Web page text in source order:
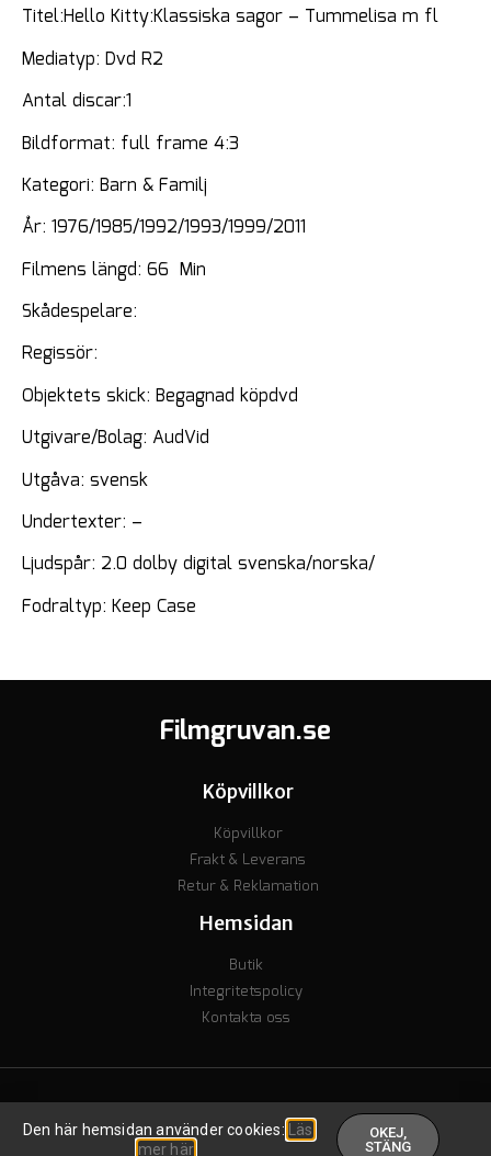
Titel:Hello Kitty:Klassiska sagor – Tummelisa m fl
Mediatyp: Dvd R2
Antal discar:1
Bildformat: full frame 4:3
Kategori: Barn & Familj
År: 1976/1985/1992/1993/1999/2011
Filmens längd: 66 Min
Skådespelare:
Regissör:
Objektets skick: Begagnad köpdvd
Utgivare/Bolag: AudVid
Utgåva: svensk
Undertexter: –
Ljudspår: 2.0 dolby digital svenska/norska/
Fodraltyp: Keep Case
Filmgruvan.se
Köpvillkor
Köpvillkor
Frakt & Leverans
Retur & Reklamation
Hemsidan
Butik
Integritetspolicy
Kontakta oss
Skapad av inkomstguiden
Den här hemsidan använder cookies:Läs
mer här.
OKEJ,
STÄNG